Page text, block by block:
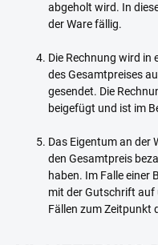
abgeholt wird. In
der Ware fällig.
Die Rechnung wird in
des Gesamtpreises
gesendet. Die
beigefügt und ist im
Das Eigentum an der
den Gesamtpreis
haben. Im Falle einer
mit der Gutschrift auf
Fällen zum Zeitpunkt